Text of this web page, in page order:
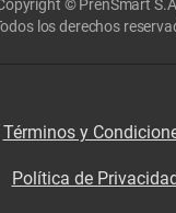
© PrenSmart
los derechos
Términos y
Política de Privacidad